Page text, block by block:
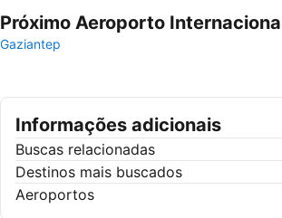
Próximo Aeroporto
Gaziantep
Informações adicionais
Buscas relacionadas
Destinos mais buscados
Aeroportos